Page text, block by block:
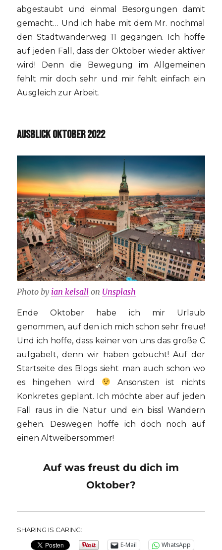
abgestaubt und einmal Besorgungen damit
gemacht… Und ich habe mit dem Mr. nochmal
den Stadtwanderweg 11 gegangen. Ich hoffe
auf jeden Fall, dass der Oktober wieder aktiver
wird! Denn die Bewegung im Allgemeinen
fehlt mir doch sehr und mir fehlt einfach ein
Ausgleich zur Arbeit.
AUSBLICK OKTOBER 2022
Photo by ian kelsall on Unsplash
Ende Oktober habe ich mir Urlaub
genommen, auf den ich mich schon sehr freue!
Und ich hoffe, dass keiner von uns das große C
aufgabelt, denn wir haben gebucht! Auf der
Startseite des Blogs sieht man auch schon wo
es hingehen wird
Ansonsten ist nichts
Konkretes geplant. Ich möchte aber auf jeden
Fall raus in die Natur und ein bissl Wandern
gehen. Deswegen hoffe ich doch noch auf
einen Altweibersommer!
Auf was freust du dich im
Oktober?
SHARING IS CARING:
E-Mail
WhatsApp